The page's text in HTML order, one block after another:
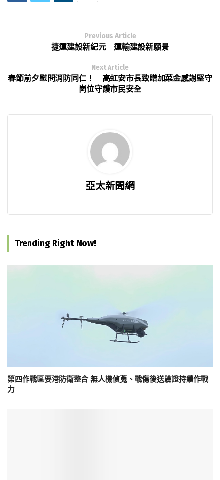
Previous Article
捷運建設新紀元 運輸建設新願景
Next Article
春節前夕慰問消防同仁！ 高虹安市長致贈加菜金感謝堅守
崗位守護市民安全
亞太新聞網
Trending Right Now!
第四作戰區要港防衛整合 無人機偵蒐、戰傷後送驗證持續作戰
力